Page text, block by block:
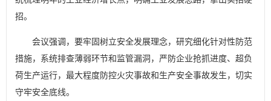
招。
会议强调，要牢固树立安全发展理念，研究细化针对性防范
措施，系统排查薄弱环节和监管漏洞，严防企业抢抓进度、超负
荷生产运行，最大程度防控火灾事故和生产安全事故发生，切实
守牢安全底线。